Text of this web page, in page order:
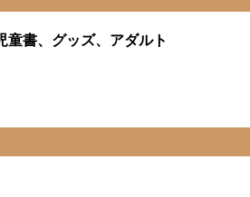
童書、グッズ、アダルト